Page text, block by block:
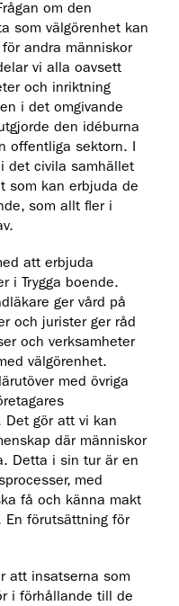
om den
som välgörenhet kan
andra människor
vi alla oavsett
och inriktning
i det omgivande
den idéburna
offentliga sektorn. I
det civila samhället
som kan erbjuda de
som allt fler i
att erbjuda
i Trygga boende.
ger vård på
och jurister ger råd
och verksamheter
välgörenhet.
med övriga
Det gör att vi kan
där människor
Detta i sin tur är en
med
få och känna makt
En förutsättning för
att insatserna som
i förhållande till de